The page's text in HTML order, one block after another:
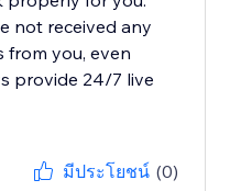
not received any
you, even
provide 24/7 live
มีประโยชน์ (0)